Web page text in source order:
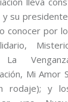
su
conocer por
La
Mi Amor
rodaje); y